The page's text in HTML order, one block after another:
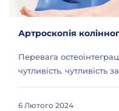
Артроскопія
Перевага
чутливість. чутливість
6 Лютого 2024